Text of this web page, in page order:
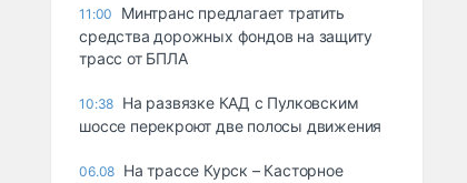
11:00
Минтранс предлагает тратить
средства дорожных фондов на защиту
трасс от БПЛА
10:38 На развязке КАД с Пулковским
шоссе перекроют две полосы движения
06.08 На трассе Курск – Касторное